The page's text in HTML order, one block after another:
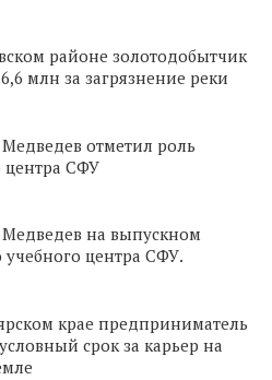
районе золотодобытчик
млн за загрязнение реки
отметил роль
центра СФУ
на выпускном
учебного центра СФУ.
крае предприниматель
срок за карьер на